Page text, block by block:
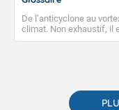
De l’anticyclone au
climat. Non exhaustif, il
publications. Vous y